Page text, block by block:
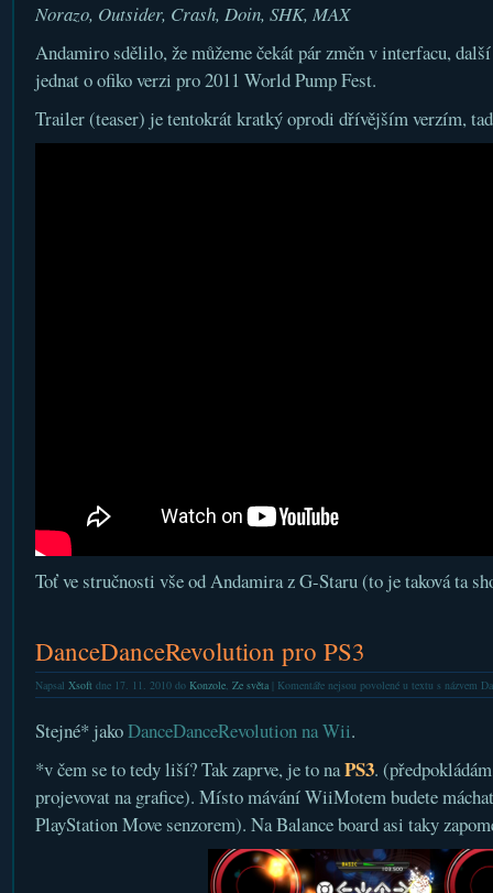
Norazo, Outsider, Crash, Doin, SHK, MAX
Andamiro sdělilo, že můžeme čekát pár změn v interfacu,
jednat o ofiko verzi pro 2011 World Pump Fest.
Trailer (teaser) je tentokrát kratký oprodi dřívějším verzím,
Toť ve stručnosti vše od Andamira z G-Staru (to je taková ta
DanceDanceRevolution pro PS3
Napsal Xsoftdne 17. 11. 2010 do Konzole, Ze světa| Komentáře nejsou povolenéu textu s názvem
Stejné* jakoDanceDanceRevolution na Wii.
*v čem se to tedy liší? Tak zaprve, je to naPS3.
projevovat na grafice). Místo mávání WiiMotem budete
PlayStation Move senzorem). Na Balance board asi taky